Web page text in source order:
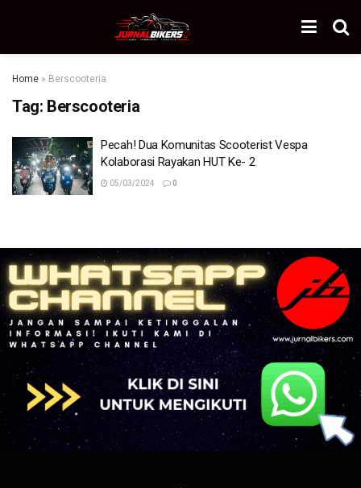
Home » Berscooteria
Tag: Berscooteria
Pecah! Dua Komunitas Scooterist Vespa
Kolaborasi Rayakan HUT Ke- 2
05/03/2024 0